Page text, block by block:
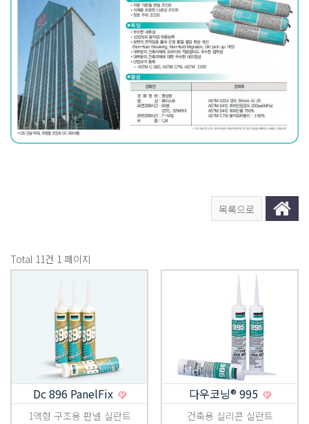
목록으로
Total 11건 1 페이지
Dc 896 PanelFix
1액형 구조용 판넬 실란트
다우코닝® 995
건축용 실리콘 실란트